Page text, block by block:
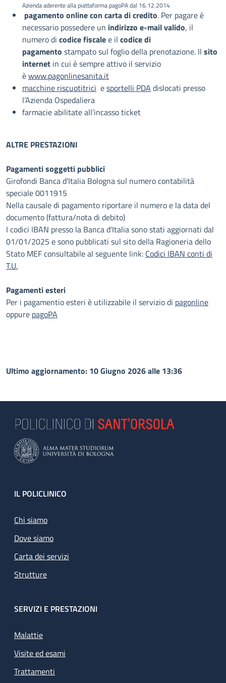
Azienda aderente alla piattaforma pagoPA dal 16.12.2014
pagamento online con carta di credito. Per pagare è
necessario possedere un indirizzo e-mail valido, il
numero di codice fiscalee il codice di
pagamento stampato sul foglio della prenotazione. Il sito
internet in cui è sempre attivo il servizio
èwww.pagonlinesanita.it
macchine riscuotitrici esportelli PDA dislocati presso
l’Azienda Ospedaliera
farmacie abilitate all’incasso ticket
ALTRE PRESTAZIONI
Pagamenti soggetti pubblici
Girofondi Banca d'Italia Bologna sul numero contabilità
speciale 0011915
Nella causale di pagamento riportare il numero e la data del
documento (fattura/nota di debito)
I codici IBAN presso la Banca d'Italia sono stati aggiornati dal
01/01/2025 e sono pubblicati sul sito della Ragioneria dello
Stato MEF consultabile al seguente link: Codici IBAN conti di
T.U.
Pagamenti esteri
Per i pagamentio esteri è utilizzabile il servizio di pagonline
oppure pagoPA
Ultimo aggiornamento: 10 Giugno 2026 alle 13:36
Footer
IL POLICLINICO
Chi siamo
Dove siamo
Carta dei servizi
Strutture
SERVIZI E PRESTAZIONI
Malattie
Visite ed esami
Trattamenti